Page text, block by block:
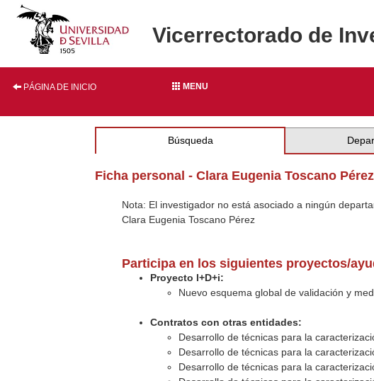
Vicerrectorado de
PÁGINA DE INICIO MENU
Búsqueda
Ficha personal - Clara Eugenia Toscano Pérez
Nota: El investigador no está asociado a ningún
Clara Eugenia Toscano Pérez
Participa en los siguientes proyectos/
Proyecto I+D+i:
Nuevo esquema global de validación y
Contratos con otras entidades:
Desarrollo de técnicas para la
Desarrollo de técnicas para la
Desarrollo de técnicas para la